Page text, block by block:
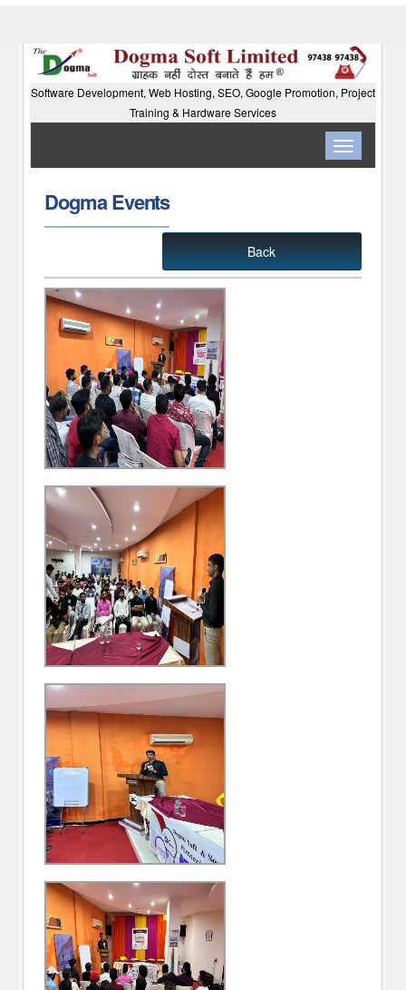
Software Development, Web Hosting, SEO, Google Promotion, Project
Training & Hardware Services
Toggle
navigation
Dogma Events
Back